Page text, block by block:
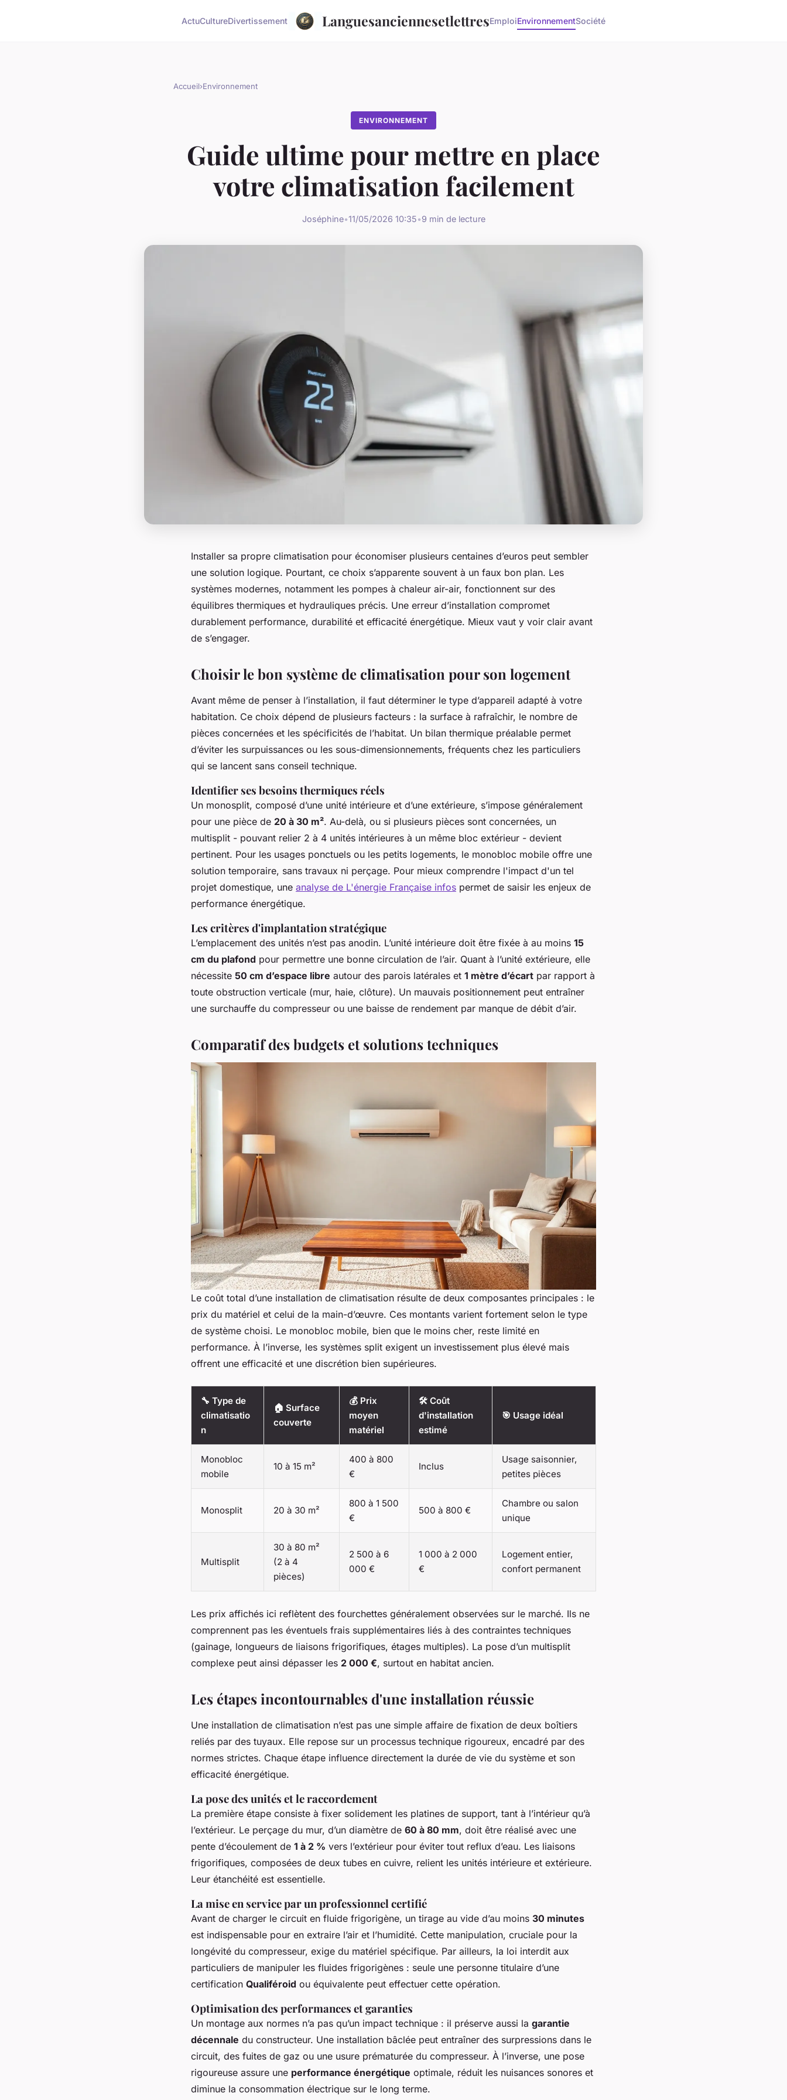
ActuCultureDivertissement LanguesanciennesetlettresEmploiEnvironnementSociété
Accueil›Environnement
ENVIRONNEMENT
Guide ultime pour mettre en place
votre climatisation facilement
Joséphine•11/05/2026 10:35•9 min de lecture
Installer sa propre climatisation pour économiser plusieurs centaines d’euros peut sembler
une solution logique. Pourtant, ce choix s’apparente souvent à un faux bon plan. Les
systèmes modernes, notamment les pompes à chaleur air-air, fonctionnent sur des
équilibres thermiques et hydrauliques précis. Une erreur d’installation compromet
durablement performance, durabilité et efficacité énergétique. Mieux vaut y voir clair avant
de s’engager.
Choisir le bon système de climatisation pour son logement
Avant même de penser à l’installation, il faut déterminer le type d’appareil adapté à votre
habitation. Ce choix dépend de plusieurs facteurs : la surface à rafraîchir, le nombre de
pièces concernées et les spécificités de l’habitat. Un bilan thermique préalable permet
d’éviter les surpuissances ou les sous-dimensionnements, fréquents chez les particuliers
qui se lancent sans conseil technique.
Identifier ses besoins thermiques réels
Un monosplit, composé d’une unité intérieure et d’une extérieure, s’impose généralement
pour une pièce de 20 à 30 m². Au-delà, ou si plusieurs pièces sont concernées, un
multisplit - pouvant relier 2 à 4 unités intérieures à un même bloc extérieur - devient
pertinent. Pour les usages ponctuels ou les petits logements, le monobloc mobile offre une
solution temporaire, sans travaux ni perçage. Pour mieux comprendre l'impact d'un tel
projet domestique, une analyse de L'énergie Française infos permet de saisir les enjeux de
performance énergétique.
Les critères d'implantation stratégique
L’emplacement des unités n’est pas anodin. L’unité intérieure doit être fixée à au moins 15
cm du plafond pour permettre une bonne circulation de l’air. Quant à l’unité extérieure, elle
nécessite 50 cm d’espace libre autour des parois latérales et 1 mètre d’écart par rapport à
toute obstruction verticale (mur, haie, clôture). Un mauvais positionnement peut entraîner
une surchauffe du compresseur ou une baisse de rendement par manque de débit d’air.
Comparatif des budgets et solutions techniques
Le coût total d’une installation de climatisation résulte de deux composantes principales : le
prix du matériel et celui de la main-d’œuvre. Ces montants varient fortement selon le type
de système choisi. Le monobloc mobile, bien que le moins cher, reste limité en
performance. À l’inverse, les systèmes split exigent un investissement plus élevé mais
offrent une efficacité et une discrétion bien supérieures.
🔧 Type de
climatisatio
n
🏠 Surface
couverte
💰 Prix
moyen
matériel
🛠️ Coût
d'installation
estimé
🎯 Usage idéal
Monobloc
mobile
10 à 15 m²
400 à 800
€
Inclus
Usage saisonnier,
petites pièces
Monosplit 20 à 30 m²
800 à 1 500
€
500 à 800 €
Chambre ou salon
unique
Multisplit
30 à 80 m²
(2 à 4
pièces)
2 500 à 6
000 €
1 000 à 2 000
€
Logement entier,
confort permanent
Les prix affichés ici reflètent des fourchettes généralement observées sur le marché. Ils ne
comprennent pas les éventuels frais supplémentaires liés à des contraintes techniques
(gainage, longueurs de liaisons frigorifiques, étages multiples). La pose d’un multisplit
complexe peut ainsi dépasser les 2 000 €, surtout en habitat ancien.
Les étapes incontournables d'une installation réussie
Une installation de climatisation n’est pas une simple affaire de fixation de deux boîtiers
reliés par des tuyaux. Elle repose sur un processus technique rigoureux, encadré par des
normes strictes. Chaque étape influence directement la durée de vie du système et son
efficacité énergétique.
La pose des unités et le raccordement
La première étape consiste à fixer solidement les platines de support, tant à l’intérieur qu’à
l’extérieur. Le perçage du mur, d’un diamètre de 60 à 80 mm, doit être réalisé avec une
pente d’écoulement de 1 à 2 % vers l’extérieur pour éviter tout reflux d’eau. Les liaisons
frigorifiques, composées de deux tubes en cuivre, relient les unités intérieure et extérieure.
Leur étanchéité est essentielle.
La mise en service par un professionnel certifié
Avant de charger le circuit en fluide frigorigène, un tirage au vide d’au moins 30 minutes
est indispensable pour en extraire l’air et l’humidité. Cette manipulation, cruciale pour la
longévité du compresseur, exige du matériel spécifique. Par ailleurs, la loi interdit aux
particuliers de manipuler les fluides frigorigènes : seule une personne titulaire d’une
certification Qualiféroid ou équivalente peut effectuer cette opération.
Optimisation des performances et garanties
Un montage aux normes n’a pas qu’un impact technique : il préserve aussi la garantie
décennale du constructeur. Une installation bâclée peut entraîner des surpressions dans le
circuit, des fuites de gaz ou une usure prématurée du compresseur. À l’inverse, une pose
rigoureuse assure une performance énergétique optimale, réduit les nuisances sonores et
diminue la consommation électrique sur le long terme.